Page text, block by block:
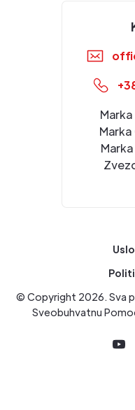
© Copyright 2026. Sva
Sveobuhvatnu